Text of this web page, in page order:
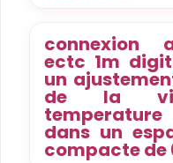
connexion
ectc 1m
un
de la
dans un
compacte de